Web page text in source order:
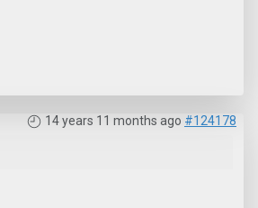
14 years 11 months ago #124178